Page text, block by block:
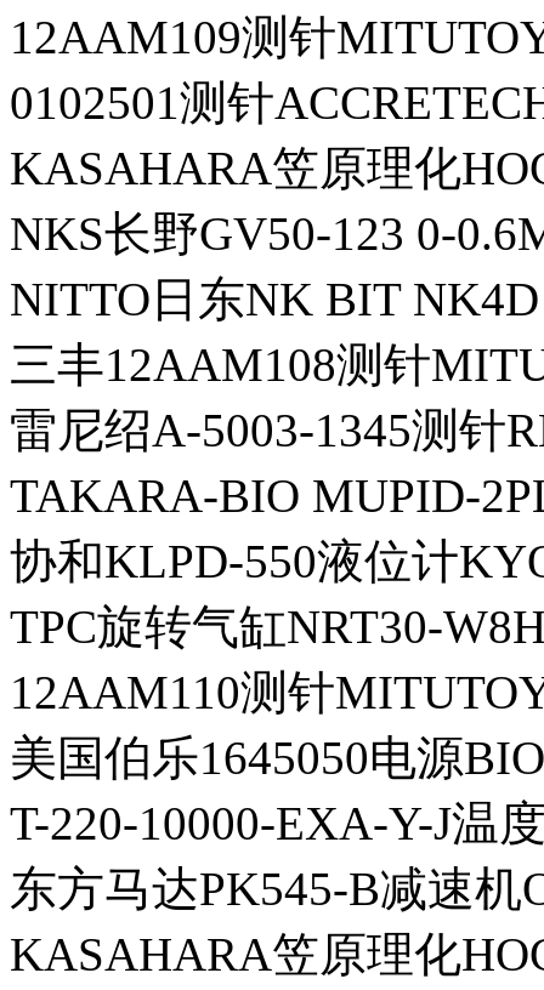
12AAM109测针
0102501测针
KASAHARA笠原理化
NKS长野GV50-123 0-
NITTO日东NK BIT
三丰12AAM108测针
雷尼绍A-5003-1345测针
TAKARA-BIO MUPID-
协和KLPD-550液位计
TPC旋转气缸NRT30-
12AAM110测针
美国伯乐1645050电源
T-220-10000-EXA-Y-J温
东方马达PK545-B减速机
KASAHARA笠原理化